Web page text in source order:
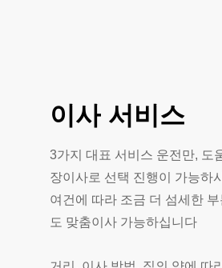
이사 서비스
3가지 대표 서비스 운전만, 도
장이사로 선택 진행이 가능하
여건에 따라 조금 더 섬세한 부
도 맞춤이사 가능하십니다